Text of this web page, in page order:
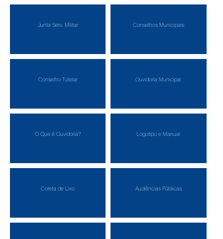
Junta Serv. Militar Conselhos Municipais
Conselho Tutelar Ouvidoria Municipal
O Que é Ouvidoria? Logotipo e Manual
Coleta de Lixo Audiências Públicas